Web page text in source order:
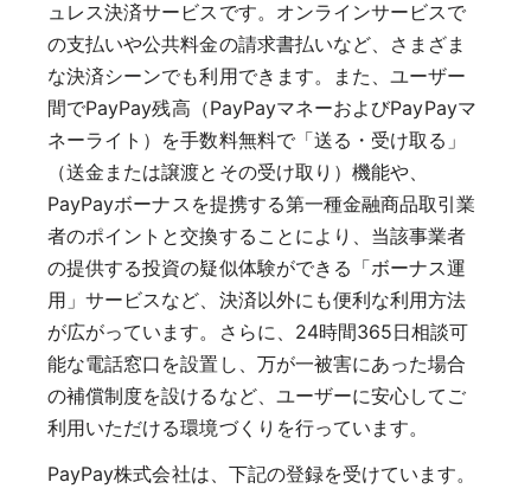
ュレス決済サービスです。オンラインサービスで
の支払いや公共料金の請求書払いなど、さまざま
な決済シーンでも利用できます。また、ユーザー
間でPayPay残高（PayPayマネーおよびPayPayマ
ネーライト）を手数料無料で「送る・受け取る」
（送金または譲渡とその受け取り）機能や、
PayPayボーナスを提携する第一種金融商品取引業
者のポイントと交換することにより、当該事業者
の提供する投資の疑似体験ができる「ボーナス運
用」サービスなど、決済以外にも便利な利用方法
が広がっています。さらに、24時間365日相談可
能な電話窓口を設置し、万が一被害にあった場合
の補償制度を設けるなど、ユーザーに安心してご
利用いただける環境づくりを行っています。
PayPay株式会社は、下記の登録を受けています。